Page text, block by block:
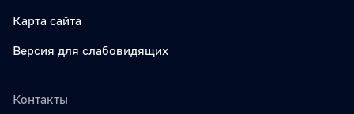
Карта сайта
Версия для слабовидящих
Контакты